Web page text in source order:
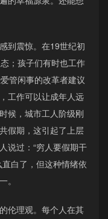
到震惊。在19世纪初
；孩子们有时也工作
管闲事的改革者建议
工作可以让成年人远
候，城市工人阶级刚
假期，这引起了上层
说过：“穷人要假期干
白了，但这种情绪依
。
伦理观。每个人在其